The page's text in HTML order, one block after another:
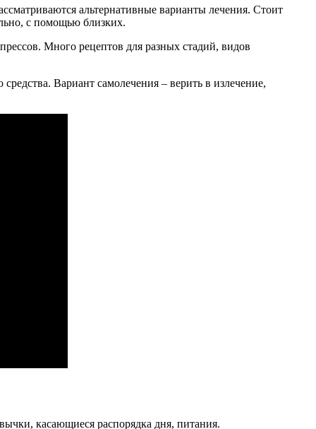
альтернативные варианты лечения. Стоит
с помощью близких.
Много рецептов для разных стадий, видов
Вариант самолечения – верить в излечение,
касающиеся распорядка дня, питания.